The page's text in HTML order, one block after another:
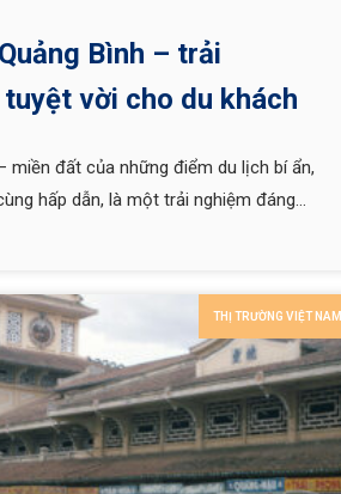
Bình – trải
vời cho du khách
miền đất của những điểm du lịch bí ẩn,
hấp dẫn, là một trải nghiệm đáng
du khách nào đang tìm kiếm sự kỳ
sơ lạ kỳ ….
THỊ TRƯỜNG VIỆT NAM